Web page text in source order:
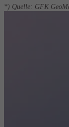
*) Quelle: GFK